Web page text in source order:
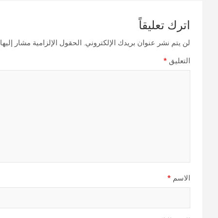
اترك تعليقاً
لن يتم نشر عنوان بريدك الإلكتروني. الحقول الإلزامية مشار
التعليق *
الاسم *